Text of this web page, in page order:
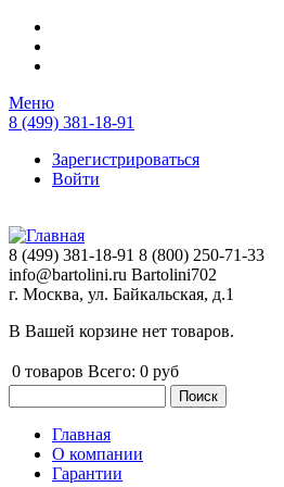
Перейти к основному содержанию
Меню
8 (499) 381-18-91
Зарегистрироваться
Войти
8 (499) 381-18-91 8 (800) 250-71-33
info@bartolini.ru Bartolini702
г. Москва, ул. Байкальская, д.1
В Вашей корзине нет товаров.
0 товаров Всего: 0 руб
Главное меню
Главная
О компании
Гарантии